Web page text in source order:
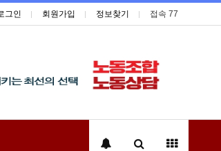
그인 회원가입 정보찾기 접속 77